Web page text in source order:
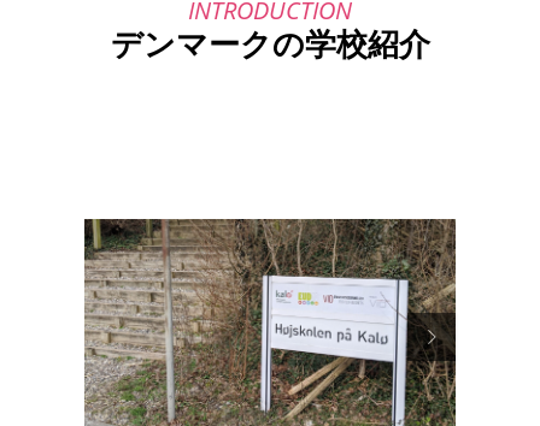
デンマークの学校紹介
